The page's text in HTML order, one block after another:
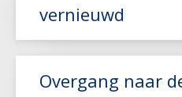
vernieuwd
Overgang naar